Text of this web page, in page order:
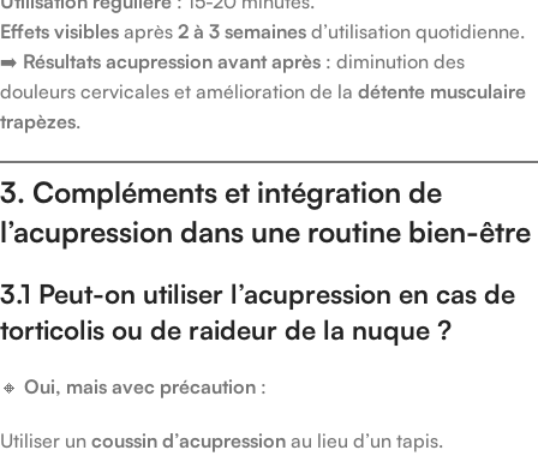
Effets visibles après 2 à 3 semaines d’utilisation quotidienne.
➡️ Résultats acupression avant après : diminution des
douleurs cervicales et amélioration de la détente musculaire
trapèzes.
3. Compléments et intégration de
l’acupression dans une routine bien-être
3.1 Peut-on utiliser l’acupression en cas de
torticolis ou de raideur de la nuque ?
🔸 Oui, mais avec précaution :
Utiliser un coussin d’acupression au lieu d’un tapis.